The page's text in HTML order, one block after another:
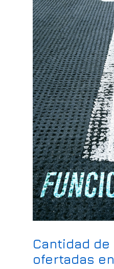
Cantidad
ofertadas